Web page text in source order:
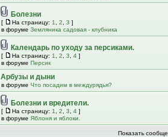
Болезни
[ На страницу: 1 2 3 ]
в форуме Земляника садовая - клубника
Календарь по уходу за персиками.
[ На страницу: 1 2 3 4 ]
в форуме Персик
Арбузы и дыни
в форуме Что посадим в междурядья?
Болезни и вредители.
[ На страницу: 1 2 3 4 ]
в форуме Яблоня и яблоки.
Показать